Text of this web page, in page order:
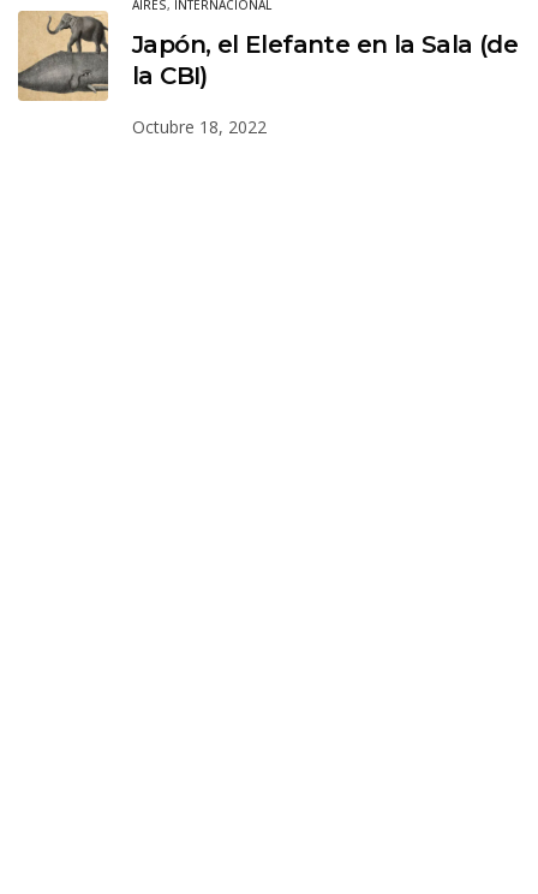
AIRES, INTERNACIONAL
Japón, el Elefante en la Sala (de
la CBI)
Octubre 18, 2022